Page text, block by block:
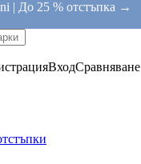
| До 25 % отстъпка →
ВходСравняване